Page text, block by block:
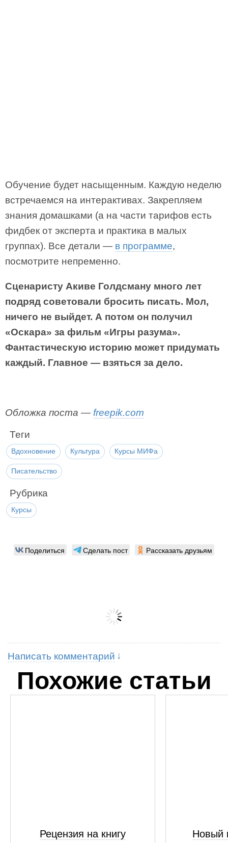
Обучение будет насыщенным. Каждую неделю
встречаемся на интерактивах. Закрепляем
знания домашками (а на части тарифов есть
фидбек от эксперта и практика в малых
группах). Все детали — в программе,
посмотрите непременно.
Сценаристу Акиве Голдсману много лет
подряд советовали бросить писать. Мол,
ничего не выйдет. А потом он получил
«Оскара» за фильм «Игры разума».
Фантастическую историю может придумать
каждый. Главное — взяться за дело.
Обложка поста — freepik.com
Теги
Вдохновение Культура Курсы МИФа
Писательство
Рубрика
Курсы
Поделиться Сделать пост Рассказать друзьям
Написать комментарий
Похожие статьи
Рецензия на книгу
Новый